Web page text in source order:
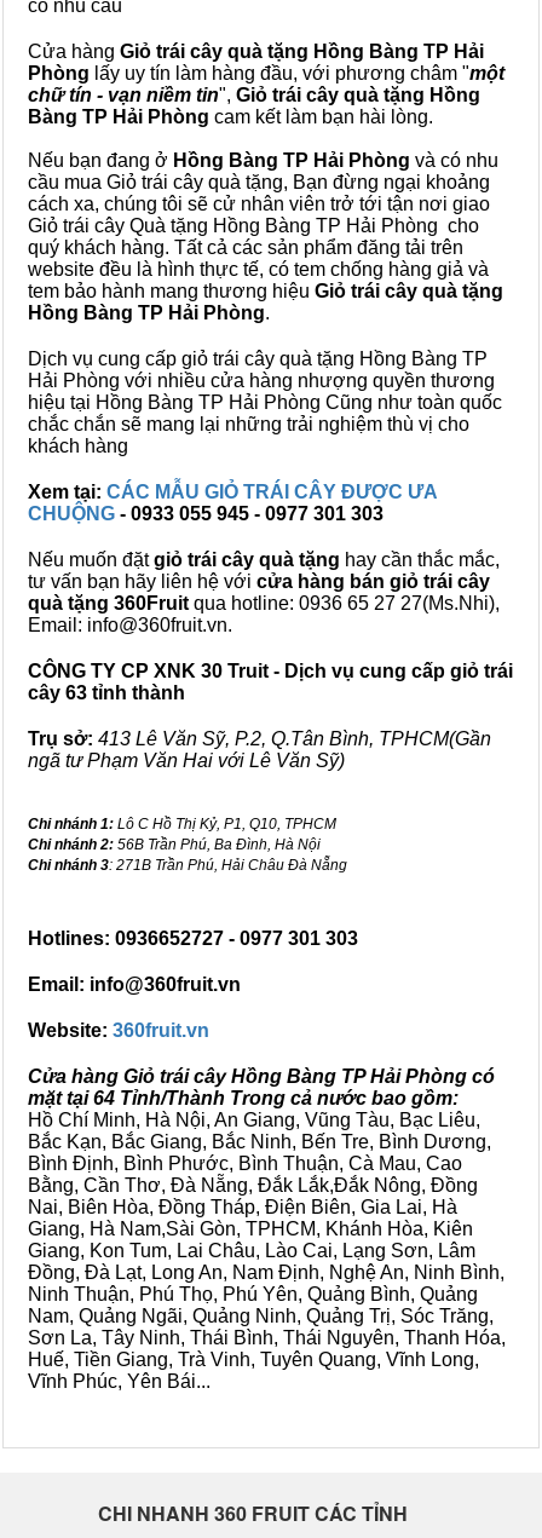
có nhu cầu
Cửa hàng Giỏ trái cây quà tặng Hồng Bàng TP Hải
Phòng lấy uy tín làm hàng đầu, với phương châm "một
chữ tín - vạn niềm tin", Giỏ trái cây quà tặng Hồng
Bàng TP Hải Phòng cam kết làm bạn hài lòng.
Nếu bạn đang ở Hồng Bàng TP Hải Phòng và có nhu
cầu mua Giỏ trái cây quà tặng, Bạn đừng ngại khoảng
cách xa, chúng tôi sẽ cử nhân viên trở tới tận nơi giao
Giỏ trái cây Quà tặng Hồng Bàng TP Hải Phòng cho
quý khách hàng. Tất cả các sản phẩm đăng tải trên
website đều là hình thực tế, có tem chống hàng giả và
tem bảo hành mang thương hiệu Giỏ trái cây quà tặng
Hồng Bàng TP Hải Phòng.
Dịch vụ cung cấp giỏ trái cây quà tặng Hồng Bàng TP
Hải Phòng với nhiều cửa hàng nhượng quyền thương
hiệu tại Hồng Bàng TP Hải Phòng Cũng như toàn quốc
chắc chắn sẽ mang lại những trải nghiệm thù vị cho
khách hàng
Xem tại: CÁC MẪU GIỎ TRÁI CÂY ĐƯỢC ƯA
CHUỘNG - 0933 055 945 - 0977 301 303
Nếu muốn đặtgiỏ trái cây quà tặng hay cần thắc mắc,
tư vấn bạn hãy liên hệ với cửa hàng bán giỏ trái cây
quà tặng 360Fruit qua hotline: 0936 65 27 27(Ms.Nhi),
Email: info@360fruit.vn.
CÔNG TY CP XNK 30 Truit - Dịch vụ cung cấp giỏ trái
cây 63 tỉnh thành
Trụ sở: 413 Lê Văn Sỹ, P.2, Q.Tân Bình, TPHCM(Gần
ngã tư Phạm Văn Hai với Lê Văn Sỹ)
Chi nhánh 1: Lô C Hồ Thị Kỷ, P1, Q10, TPHCM
Chi nhánh 2: 56B Trần Phú, Ba Đình, Hà Nội
Chi nhánh 3: 271B Trần Phú, Hải Châu Đà Nẵng
Hotlines: 0936652727 - 0977 301 303
Email: info@360fruit.vn
Website: 360fruit.vn
Cửa hàng Giỏ trái cây Hồng Bàng TP Hải Phòng có
mặt tại 64 Tỉnh/Thành Trong cả nước bao gồm:
Hồ Chí Minh, Hà Nội, An Giang, Vũng Tàu, Bạc Liêu,
Bắc Kạn, Bắc Giang, Bắc Ninh, Bến Tre, Bình Dương,
Bình Định, Bình Phước, Bình Thuận, Cà Mau, Cao
Bằng, Cần Thơ, Đà Nẵng, Đắk Lắk,Đắk Nông, Đồng
Nai, Biên Hòa, Đồng Tháp, Điện Biên, Gia Lai, Hà
Giang, Hà Nam,Sài Gòn, TPHCM, Khánh Hòa, Kiên
Giang, Kon Tum, Lai Châu, Lào Cai, Lạng Sơn, Lâm
Đồng, Đà Lạt, Long An, Nam Định, Nghệ An, Ninh Bình,
Ninh Thuận, Phú Thọ, Phú Yên, Quảng Bình, Quảng
Nam, Quảng Ngãi, Quảng Ninh, Quảng Trị, Sóc Trăng,
Sơn La, Tây Ninh, Thái Bình, Thái Nguyên, Thanh Hóa,
Huế, Tiền Giang, Trà Vinh, Tuyên Quang, Vĩnh Long,
Vĩnh Phúc, Yên Bái...
CHI NHANH 360 FRUIT CÁC TỈNH